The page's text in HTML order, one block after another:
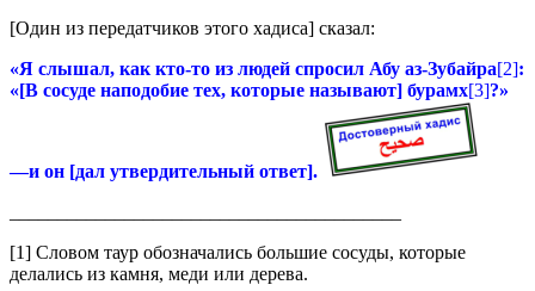
[Один из передатчиков этого хадиса] сказал:
«Я слышал, как кто-то из людей спросил Абу аз-Зубайра[2]:
«[В сосуде наподобие тех, которые называют] бурамх[3]?»
—и он [дал утвердительный ответ].
[1] Словом таур обозначались большие сосуды, которые
делались из камня, меди или дерева.